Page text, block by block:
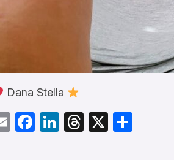
Dana Stella
EmailFacebook
LinkedIn
Threads
X